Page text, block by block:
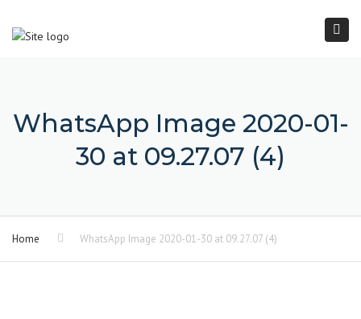
WhatsApp Image 2020-01-
30 at 09.27.07 (4)
Home WhatsApp Image 2020-01-30 at 09.27.07 (4)